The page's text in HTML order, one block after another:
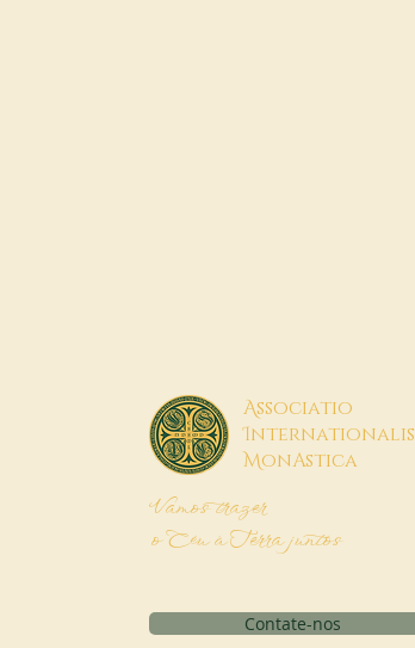
Associatio
Internationalis
MonAstica
Vamos trazer
o Céu à Terra juntos
Contate-nos